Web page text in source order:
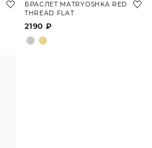
БРАСЛЕТ MATRYOSHKA RED
THREAD FLAT
2190 ₽